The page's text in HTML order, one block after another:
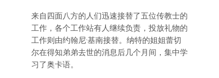
来自四面八方的人们迅速接替了五位传教士的
工作，各个工作站有人继续负责，投放礼物的
工作则由约翰尼·基南接替。纳特的姐姐蕾切
尔在得知弟弟去世的消息后几个月间，集中学
习了奥卡语。